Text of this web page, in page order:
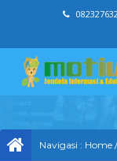
Navigasi : Home